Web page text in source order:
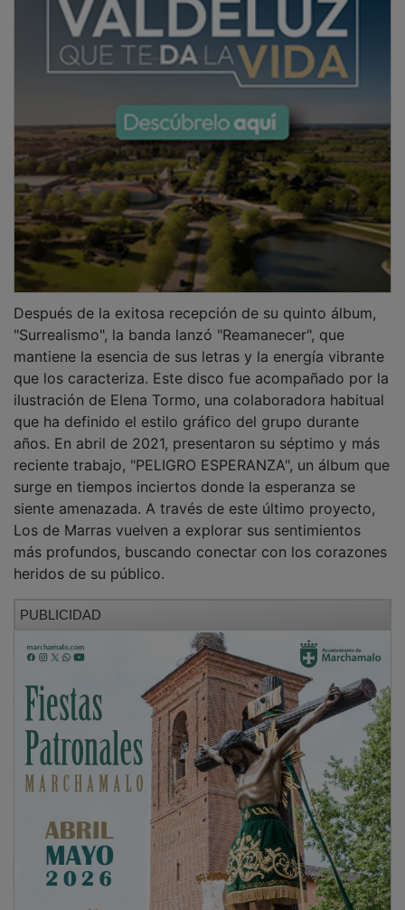
"Surrealismo", la banda lanzó "Reamanecer", que
mantiene la esencia de sus letras y la energía vibrante
que los caracteriza. Este disco fue acompañado por la
ilustración de Elena Tormo, una colaboradora habitual
que ha definido el estilo gráfico del grupo durante
años. En abril de 2021, presentaron su séptimo y más
reciente trabajo, "PELIGRO ESPERANZA", un álbum que
surge en tiempos inciertos donde la esperanza se
siente amenazada. A través de este último proyecto,
Los de Marras vuelven a explorar sus sentimientos
más profundos, buscando conectar con los corazones
heridos de su público.